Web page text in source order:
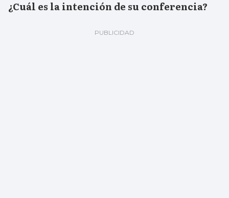
¿Cuál es la intención de su conferencia?